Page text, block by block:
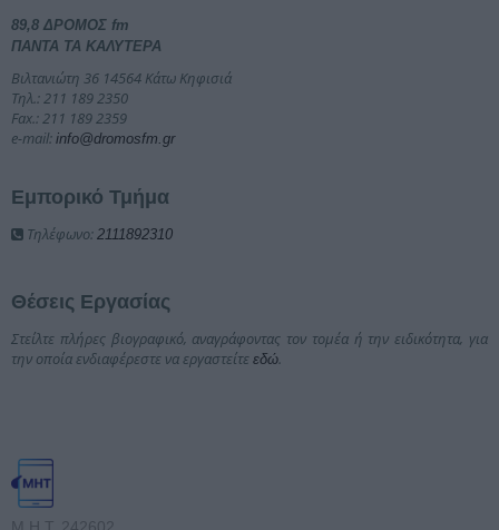
89,8 ΔΡΟΜΟΣ fm
ΠΑΝΤΑ ΤΑ ΚΑΛΥΤΕΡΑ
Βιλτανιώτη 36 14564 Κάτω Κηφισιά
Τηλ.: 211 189 2350
Fax.: 211 189 2359
e-mail: info@dromosfm.gr
Εμπορικό Τμήμα
Τηλέφωνο: 2111892310
Θέσεις Εργασίας
Στείλτε πλήρες βιογραφικό, αναγράφοντας τον τομέα ή την ειδικότητα, για
την οποία ενδιαφέρεστε να εργαστείτε εδώ.